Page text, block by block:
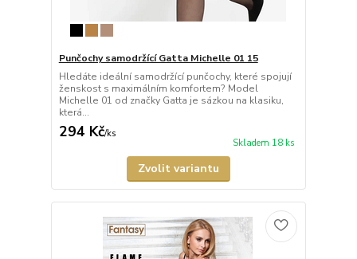
Punčochy samodržící Gatta Michelle 01 15
Hledáte ideální samodržící punčochy, které spojují
ženskost s maximálním komfortem? Model
Michelle 01 od značky Gatta je sázkou na klasiku,
která...
294 Kč/ks
Skladem 18 ks
Zvolit variantu